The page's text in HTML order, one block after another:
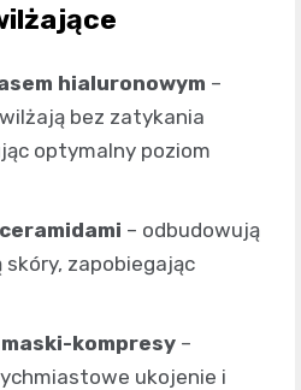
hialuronowym –
bez zatykania
optymalny poziom
– odbudowują
skóry, zapobiegając
kompresy –
ukojenie i